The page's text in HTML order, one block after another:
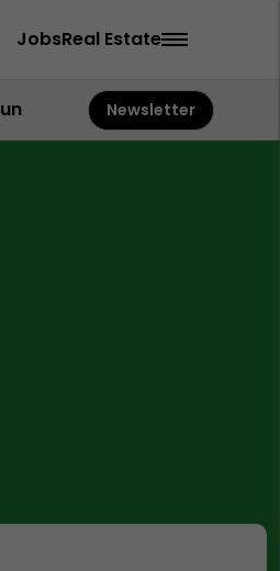
JobsReal Estate
Newsletter